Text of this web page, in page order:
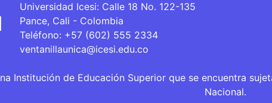
Universidad Icesi: Calle 18 No. 122-135
Pance, Cali - Colombia
Teléfono: +57 (602) 555 2334
ventanillaunica@icesi.edu.co
Institución de Educación Superior que se encuentra
Nacional.